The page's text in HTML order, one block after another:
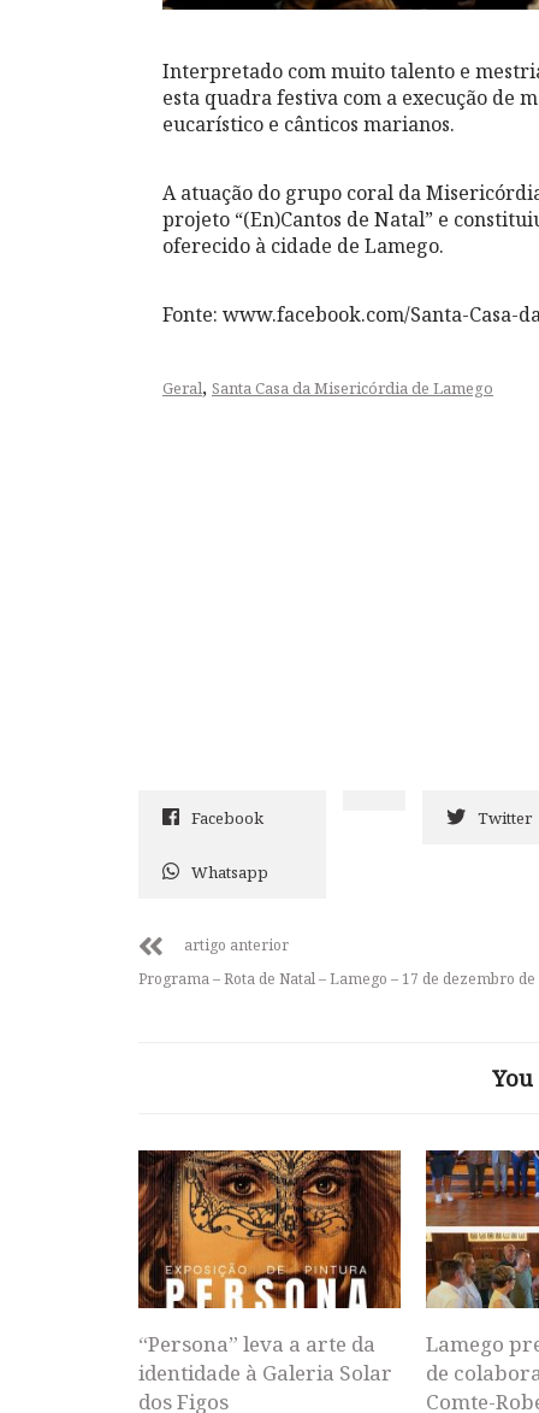
Interpretado com muito talento e
esta quadra festiva com a execução de
eucarístico e cânticos marianos.
A atuação do grupo coral da
projeto “(En)Cantos de Natal” e
oferecido à cidade de Lamego.
Fonte: www.facebook.com/Santa-Casa-
Geral, Santa Casa da Misericórdia de Lamego
Facebook Twitter
Whatsapp
artigo anterior
Programa – Rota de Natal – Lamego – 17 de dezembro de
“Persona” leva a arte da
identidade à Galeria Solar
dos Figos
Lamego
de
Comte-